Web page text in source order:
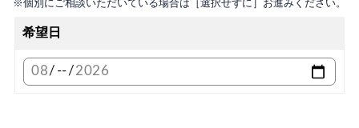
※個別にご相談いただいている場合は［選択せずに］お進みください。
希望日